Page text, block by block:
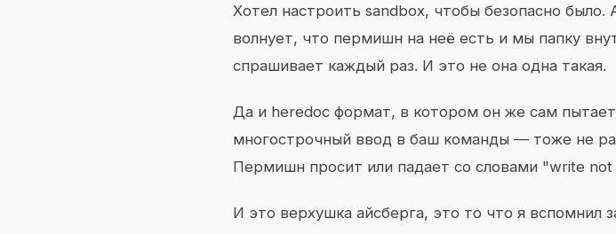
Хотел настроить sandbox, чтобы безопасно было.
волнует, что пермишн на неё есть и мы папку
спрашивает каждый раз. И это не она одна такая.
Да и heredoc формат, в котором он же сам
многострочный ввод в баш команды — тоже не
Пермишн просит или падает со словами "write not
И это верхушка айсберга, это то что я вспомнил